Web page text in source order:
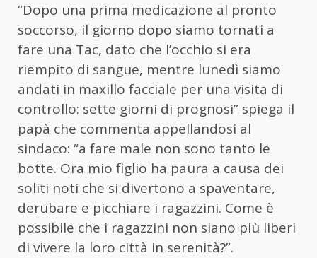
“Dopo una prima medicazione al pronto
soccorso, il giorno dopo siamo tornati a
fare una Tac, dato che l’occhio si era
riempito di sangue, mentre lunedì siamo
andati in maxillo facciale per una visita di
controllo: sette giorni di prognosi” spiega il
papà che commenta appellandosi al
sindaco: “a fare male non sono tanto le
botte. Ora mio figlio ha paura a causa dei
soliti noti che si divertono a spaventare,
derubare e picchiare i ragazzini. Come è
possibile che i ragazzini non siano più liberi
di vivere la loro città in serenità?”.